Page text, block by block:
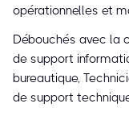
opérationnelles et
Débouchés avec la
de support
bureautique,
de support